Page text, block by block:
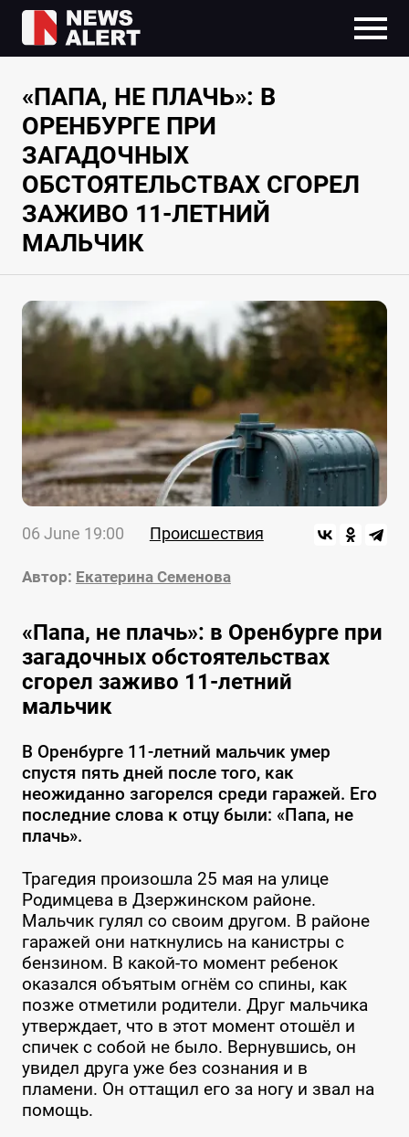
«ПАПА, НЕ ПЛАЧЬ»: В
ОРЕНБУРГЕ ПРИ
ЗАГАДОЧНЫХ
ОБСТОЯТЕЛЬСТВАХ СГОРЕЛ
ЗАЖИВО 11-ЛЕТНИЙ
МАЛЬЧИК
06 June 19:00 Происшествия
Автор: Екатерина Семенова
«Папа, не плачь»: в Оренбурге при
загадочных обстоятельствах
сгорел заживо 11-летний
мальчик
В Оренбурге 11-летний мальчик умер
спустя пять дней после того, как
неожиданно загорелся среди гаражей. Его
последние слова к отцу были: «Папа, не
плачь».
Трагедия произошла 25 мая на улице
Родимцева в Дзержинском районе.
Мальчик гулял со своим другом. В районе
гаражей они наткнулись на канистры с
бензином. В какой-то момент ребенок
оказался объятым огнём со спины, как
позже отметили родители. Друг мальчика
утверждает, что в этот момент отошёл и
спичек с собой не было. Вернувшись, он
увидел друга уже без сознания и в
пламени. Он оттащил его за ногу и звал на
помощь.